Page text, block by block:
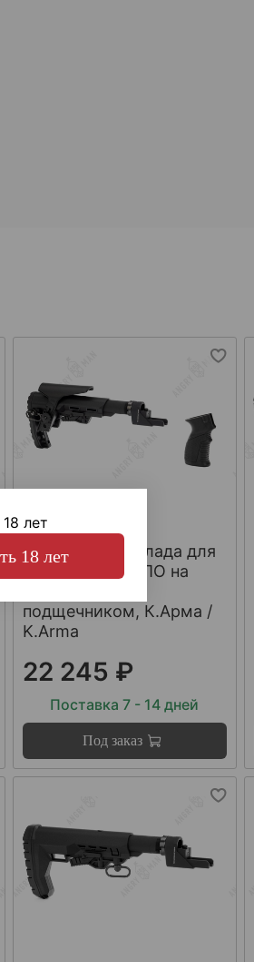
арт.KA-VEPR-3
Комплект приклада для
СОК и Вепрь/ВПО на
подщечником, К.Арма /
K.Arma
22 245 ₽
Поставка 7 - 14 дней
Под заказ
лет
18 лет